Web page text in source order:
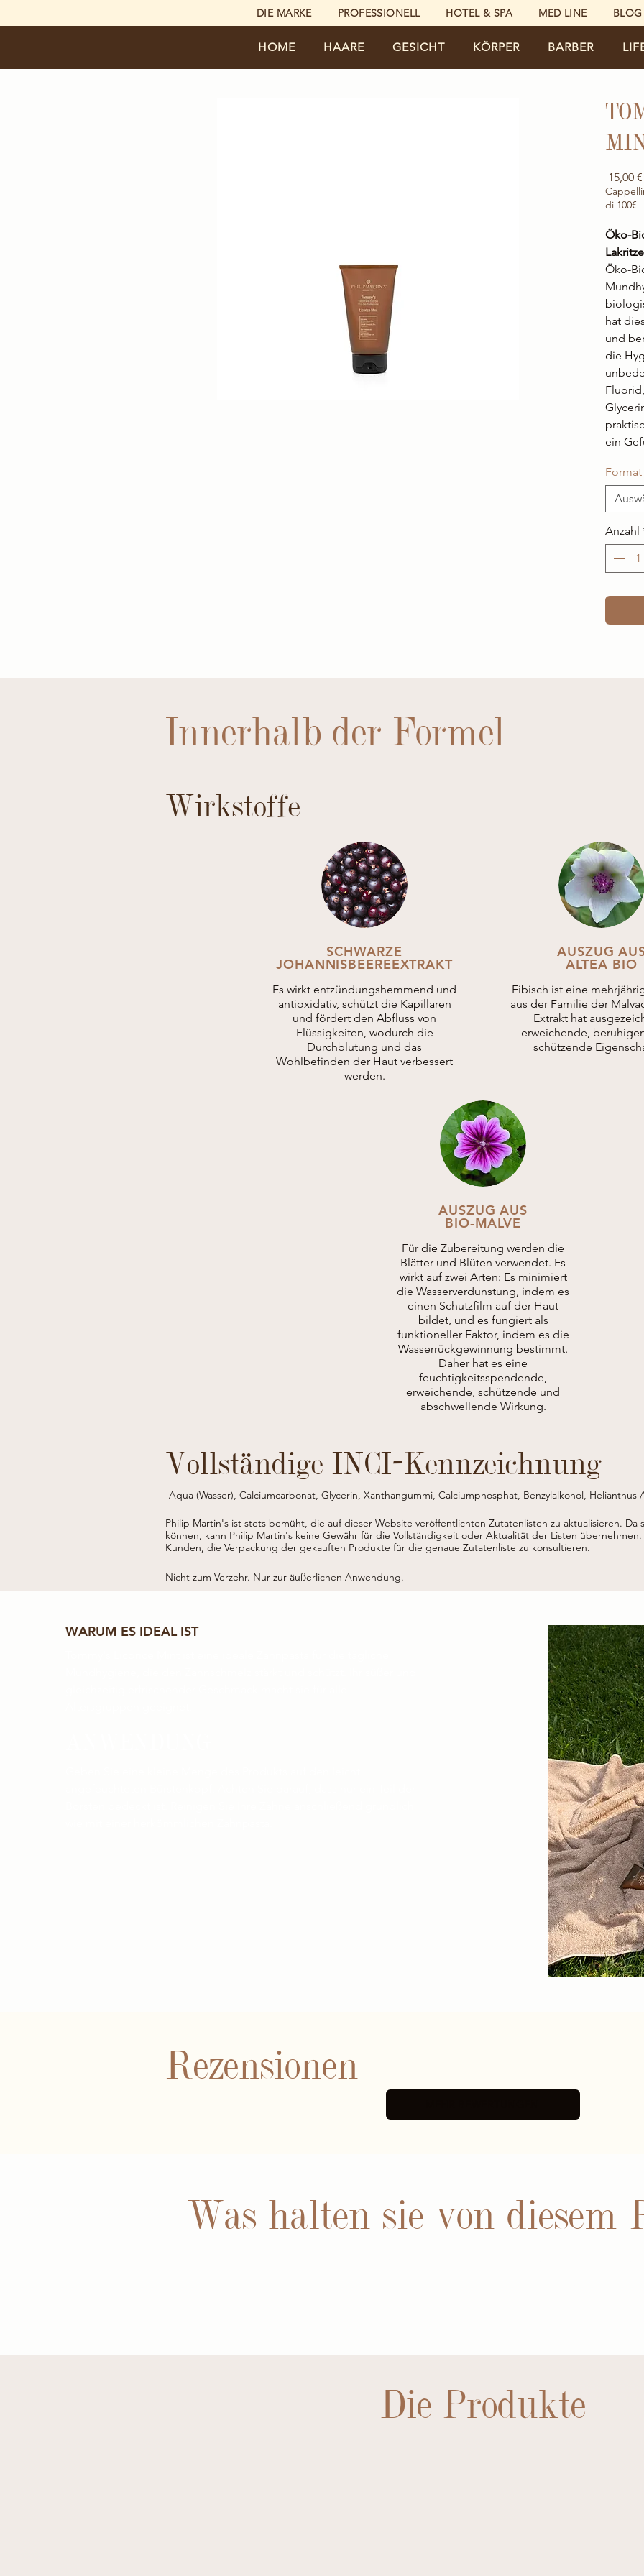
DIE MARKE PROFESSIONELL HOTEL & SPA MED LINE BLOG
HOME HAARE GESICHT KÖRPER BARBER
15,00
di 100€
Öko-
Lakritze
Öko-
hat
und
die
ein
Format
Anzahl
Innerhalb der Formel
Wirkstoffe
SCHWARZE
JOHANNISBEEREEXTRAKT
Es wirkt entzündungshemmend und
antioxidativ, schützt die Kapillaren
und fördert den Abfluss von
Flüssigkeiten, wodurch die
Durchblutung und das
Wohlbefinden der Haut verbessert
werden.
AUSZUG
ALTEA BIO
Eibisch ist eine
aus der Familie der
Extrakt hat
erweichende,
schützende
AUSZUG AUS
BIO-MALVE
Für die Zubereitung werden die
Blätter und Blüten verwendet. Es
wirkt auf zwei Arten: Es minimiert
die Wasserverdunstung, indem es
einen Schutzfilm auf der Haut
bildet, und es fungiert als
funktioneller Faktor, indem es die
Wasserrückgewinnung bestimmt.
Daher hat es eine
feuchtigkeitsspendende,
erweichende, schützende und
abschwellende Wirkung.
Vollständige INCI-Kennzeichnung
Aqua (Wasser), Calciumcarbonat, Glycerin, Xanthangummi, Calciumphosphat, Benzylalkohol, Helianthus
* Aus kontrolliert biologischem Anbau. Trocken, licht- und wärmegeschützt lagern. Nicht über 28
Philip Martin's ist stets bemüht, die auf dieser Website veröffentlichten Zutatenlisten zu aktualisieren. Da
können, kann Philip Martin's keine Gewähr für die Vollständigkeit oder Aktualität der Listen übernehmen.
Kunden, die Verpackung der gekauften Produkte für die genaue Zutatenliste zu konsultieren.
Nicht zum Verzehr. Nur zur äußerlichen Anwendung.
WARUM ES IDEAL IST
Rezensionen
Was halten sie von diesem
Die Produkte